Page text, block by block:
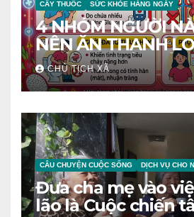
CÂY THUỐC SỨC KHỎE HÀNG NGÀY
4 NHÓM NGƯỜI
NÊN ĂN THANH
TRÁNH RƯỚC
NGƯỜI
CHỦ TỊCH XÃ
CÂU CHUYỆN CUỘC SỐNG DỊCH VỤ CHO
Đưa cha mẹ vào
lão là Cuộc chiến